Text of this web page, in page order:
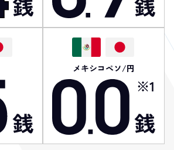
メキシコペソ/円